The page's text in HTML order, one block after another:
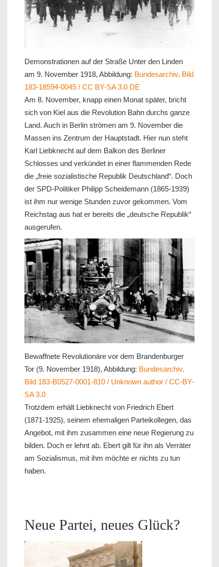
Demonstrationen auf der Straße Unter den Linden
am 9. November 1918, Abbildung: Bundesarchiv, Bild
183-18594-0045 / CC BY-SA 3.0 DE
Am 8. November, knapp einen Monat später, bricht
sich von Kiel aus die Revolution Bahn durchs ganze
Land. Auch in Berlin strömen am 9. November die
Massen ins Zentrum der Hauptstadt. Hier nun steht
Karl Liebknecht auf dem Balkon des Berliner
Schlosses und verkündet in einer flammenden Rede
die „freie sozialistische Republik Deutschland“. Doch
der SPD-Politiker Philipp Scheidemann (1865-1939)
ist ihm nur wenige Stunden zuvor gekommen. Vom
Reichstag aus hat er bereits die „deutsche Republik“
ausgerufen.
Bewaffnete Revolutionäre vor dem Brandenburger
Tor (9. November 1918), Abbildung: Bundesarchiv,
Bild 183-B0527-0001-810 / Unknown author / CC-BY-
SA 3.0
Trotzdem erhält Liebknecht von Friedrich Ebert
(1871-1925), seinem ehemaligen Parteikollegen, das
Angebot, mit ihm zusammen eine neue Regierung zu
bilden. Doch er lehnt ab. Ebert gilt für ihn als Verräter
am Sozialismus, mit ihm möchte er nichts zu tun
haben.
Neue Partei, neues Glück?